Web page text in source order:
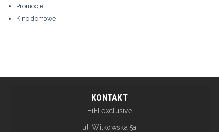
Promocje
Kino domowe
KONTAKT
HiFI exclusive
ul. Witkowska 5a